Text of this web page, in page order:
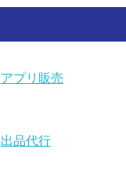
アプリ販売
出品代行